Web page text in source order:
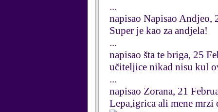
...
napisao Napisao Andjeo,
Super je kao za andjela!
...
napisao šta te briga, 25
učiteljice nikad nisu kul
...
napisao Zorana, 21
Lepa,igrica ali mene